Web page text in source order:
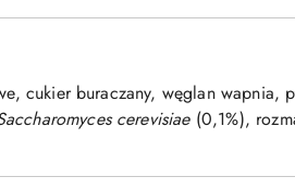
cukier buraczany, węglan wapnia,
cerevisiae(0,1%),